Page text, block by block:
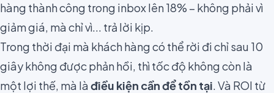
hàng thành công trong inbox lên 18% – không phải vì
giảm giá, mà chỉ vì... trả lời kịp.
Trong thời đại mà khách hàng có thể rời đi chỉ sau 10
giây không được phản hồi, thì tốc độ không còn là
một lợi thế, mà làđiều kiện cần để tồn tại. Và ROI từ